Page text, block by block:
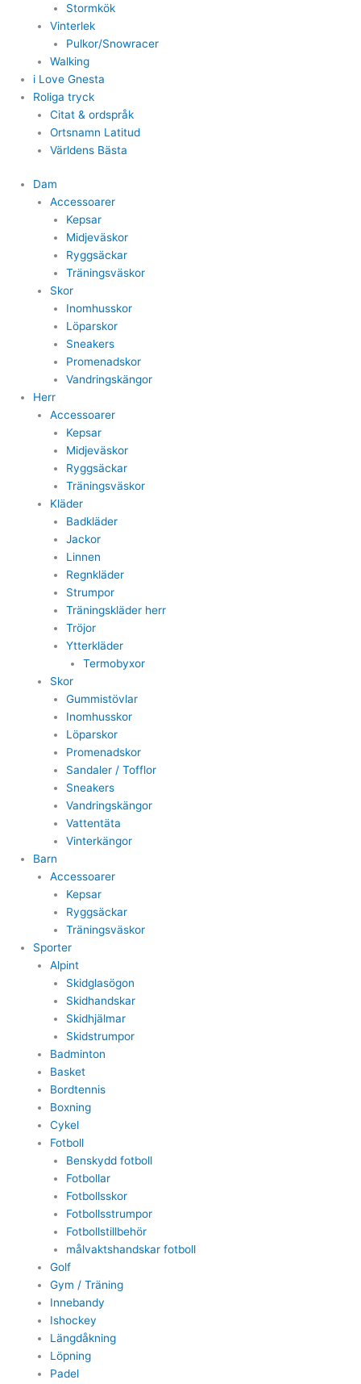
Stormkök
Vinterlek
Pulkor/Snowracer
Walking
i Love Gnesta
Roliga tryck
Citat & ordspråk
Ortsnamn Latitud
Världens Bästa
Dam
Accessoarer
Kepsar
Midjeväskor
Ryggsäckar
Träningsväskor
Skor
Inomhusskor
Löparskor
Sneakers
Promenadskor
Vandringskängor
Herr
Accessoarer
Kepsar
Midjeväskor
Ryggsäckar
Träningsväskor
Kläder
Badkläder
Jackor
Linnen
Regnkläder
Strumpor
Träningskläder herr
Tröjor
Ytterkläder
Termobyxor
Skor
Gummistövlar
Inomhusskor
Löparskor
Promenadskor
Sandaler / Tofflor
Sneakers
Vandringskängor
Vattentäta
Vinterkängor
Barn
Accessoarer
Kepsar
Ryggsäckar
Träningsväskor
Sporter
Alpint
Skidglasögon
Skidhandskar
Skidhjälmar
Skidstrumpor
Badminton
Basket
Bordtennis
Boxning
Cykel
Fotboll
Benskydd fotboll
Fotbollar
Fotbollsskor
Fotbollsstrumpor
Fotbollstillbehör
målvaktshandskar fotboll
Golf
Gym / Träning
Innebandy
Ishockey
Längdåkning
Löpning
Padel